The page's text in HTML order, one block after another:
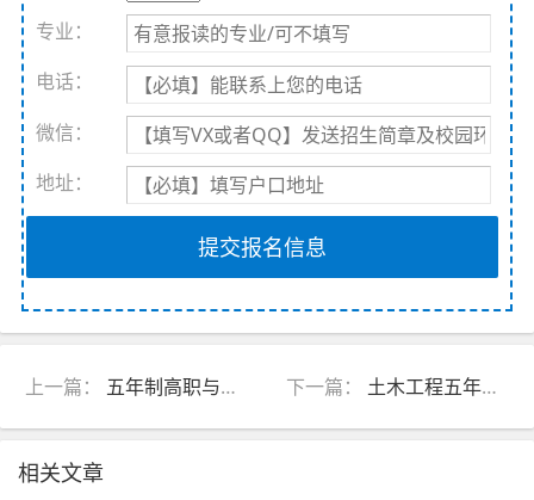
专业：
电话：
微信：
地址：
提交报名信息
上一篇： 五年制高职与五年制大专的区别_五年制高职与五年制高级技工区别 下一篇： 土木工程五年制大专_土木工程五年10个学期工学总结怎么写
相关文章